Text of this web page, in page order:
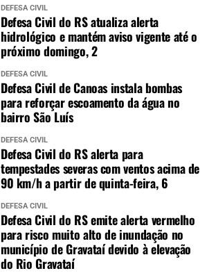
DEFESA CIVIL
Defesa Civil do RS atualiza alerta
hidrológico e mantém aviso vigente até o
próximo domingo, 2
DEFESA CIVIL
Defesa Civil de Canoas instala bombas
para reforçar escoamento da água no
bairro São Luís
DEFESA CIVIL
Defesa Civil do RS alerta para
tempestades severas com ventos acima de
90 km/h a partir de quinta-feira, 6
DEFESA CIVIL
Defesa Civil do RS emite alerta vermelho
para risco muito alto de inundação no
município de Gravataí devido à elevação
do Rio Gravataí